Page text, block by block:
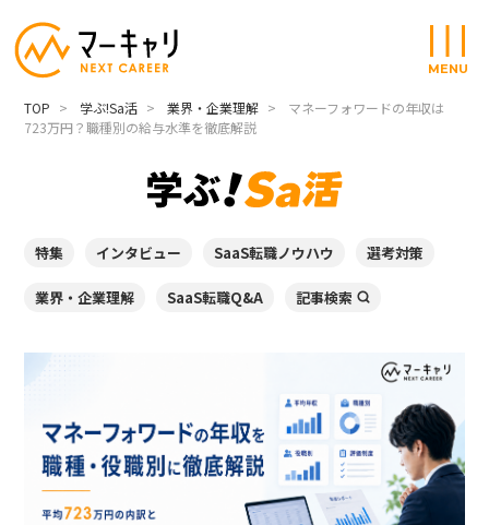
MENU
TOP 学ぶ!Sa活 業界・企業理解
マネーフォワードの年収は
723万円？職種別の給与水準を徹底解説
特集 インタビュー SaaS転職ノウハウ 選考対策
業界・企業理解 SaaS転職Q&A 記事検索